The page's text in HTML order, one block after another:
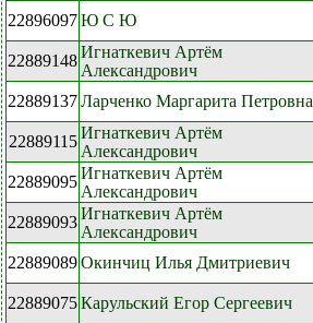
22896097Ю С Ю
22889148Игнаткевич Артём
Александрович
22889137Ларченко Маргарита Петровна
22889115 Игнаткевич Артём
Александрович
22889095Игнаткевич Артём
Александрович
22889093Игнаткевич Артём
Александрович
22889089Окинчиц Илья Дмитриевич
22889075Карульский Егор Сергеевич